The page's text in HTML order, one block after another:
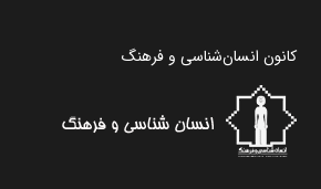
کانون انسان‌شناسی و فرهنگ